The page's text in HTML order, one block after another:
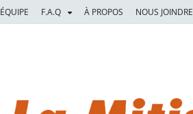
ÉQUIPE F.A.Q À PROPOS NOUS JOINDRE